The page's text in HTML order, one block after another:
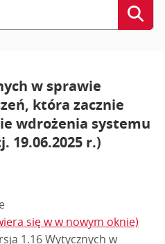
w sprawie
która zacznie
wdrożenia systemu
19.06.2025 r.)
się w w nowym oknie)
1.16 Wytycznych w